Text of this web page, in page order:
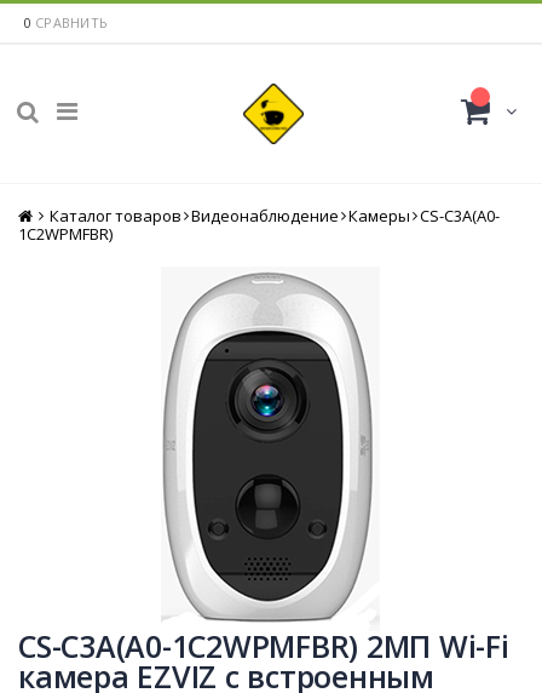
0 СРАВНИТЬ
Главная
Каталог товаров Видеонаблюдение Камеры CS-C3A(A0-
1C2WPMFBR)
CS-C3A(A0-1C2WPMFBR) 2МП Wi-Fi
камера EZVIZ с встроенным